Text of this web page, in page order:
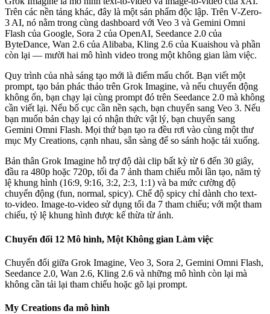
Trên các nền tảng khác, đây là một sản phẩm độc lập. Trên V-Zero-
3 AI, nó nằm trong cùng dashboard với Veo 3 và Gemini Omni
Flash của Google, Sora 2 của OpenAI, Seedance 2.0 của
ByteDance, Wan 2.6 của Alibaba, Kling 2.6 của Kuaishou và phần
còn lại — mười hai mô hình video trong một không gian làm việc.
Quy trình của nhà sáng tạo mới là điểm mấu chốt. Bạn viết một
prompt, tạo bản phác thảo trên Grok Imagine, và nếu chuyển động
không ổn, bạn chạy lại cùng prompt đó trên Seedance 2.0 mà không
cần viết lại. Nếu bố cục cần nền sạch, bạn chuyển sang Veo 3. Nếu
bạn muốn bản chạy lại có nhận thức vật lý, bạn chuyển sang
Gemini Omni Flash. Mọi thứ bạn tạo ra đều rơi vào cùng một thư
mục My Creations, cạnh nhau, sẵn sàng để so sánh hoặc tải xuống.
Bản thân Grok Imagine hỗ trợ độ dài clip bất kỳ từ 6 đến 30 giây,
đầu ra 480p hoặc 720p, tối đa 7 ảnh tham chiếu mỗi lần tạo, năm tỷ
lệ khung hình (16:9, 9:16, 3:2, 2:3, 1:1) và ba mức cường độ
chuyển động (fun, normal, spicy). Chế độ spicy chỉ dành cho text-
to-video. Image-to-video sử dụng tối đa 7 tham chiếu; với một tham
chiếu, tỷ lệ khung hình được kế thừa từ ảnh.
Chuyển đổi 12 Mô hình, Một Không gian Làm việc
Chuyển đổi giữa Grok Imagine, Veo 3, Sora 2, Gemini Omni Flash,
Seedance 2.0, Wan 2.6, Kling 2.6 và những mô hình còn lại mà
không cần tải lại tham chiếu hoặc gõ lại prompt.
My Creations đa mô hình